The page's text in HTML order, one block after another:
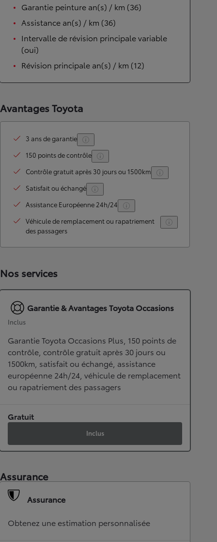
Garantie peinture an(s) / km (36)
Assistance an(s) / km (36)
Intervalle de révision principale variable
(oui)
Révision principale an(s) / km (12)
Avantages Toyota
3 ans de garantie
150 points de contrôle
Contrôle gratuit après 30 jours ou 1500km
Satisfait ou échangé
Assistance Européenne 24h/24
Véhicule de remplacement ou rapatriement
des passagers
Nos services
Garantie & Avantages Toyota Occasions
Inclus
Garantie Toyota Occasions Plus, 150 points de
contrôle, contrôle gratuit après 30 jours ou
1500km, satisfait ou échangé, assistance
européenne 24h/24, véhicule de remplacement
ou rapatriement des passagers
Gratuit
Inclus
Assurance
Assurance
Obtenez une estimation personnalisée